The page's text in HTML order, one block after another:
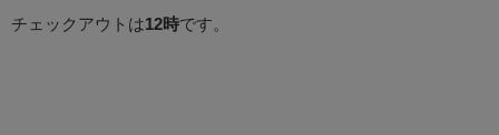
チェックアウトは12時です。